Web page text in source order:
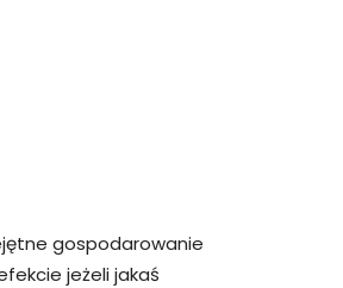
gospodarowanie
jeżeli jakaś